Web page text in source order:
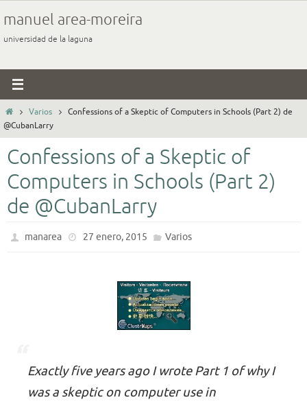
al
contenido
manuel area-moreira
universidad de la laguna
InicioVarios
Confessions of a Skeptic of Computers in Schools (Part 2) de
@CubanLarry
Confessions of a Skeptic of
Computers in Schools (Part 2)
de @CubanLarry
manarea 27 enero, 2015 Varios
Exactly five years ago I wrote Part 1 of why I
was a skeptic on computer use in